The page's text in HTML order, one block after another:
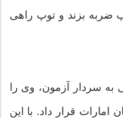
ضربه بزند و توپ راهی
به سردار آزمون، وی را
امارات قرار داد. با این